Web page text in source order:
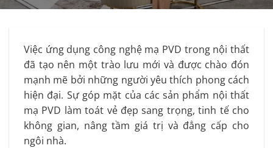
Việc ứng dụng công nghệ mạ PVD trong nội thất
đã tạo nên một trào lưu mới và được chào đón
mạnh mẽ bởi những người yêu thích phong cách
hiện đại. Sự góp mặt của các sản phẩm nội thất
mạ PVD làm toát vẻ đẹp sang trọng, tinh tế cho
không gian, nâng tầm giá trị và đẳng cấp cho
ngôi nhà.